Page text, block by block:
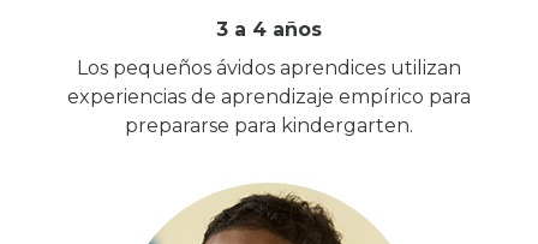
3 a 4 años
Los pequeños ávidos aprendices utilizan
experiencias de aprendizaje empírico para
prepararse para kindergarten.